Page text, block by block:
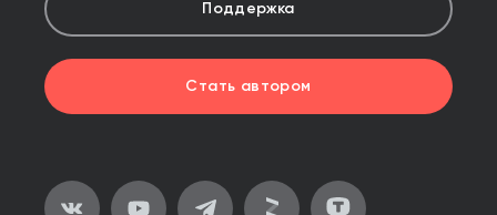
Поддержка
Стать автором